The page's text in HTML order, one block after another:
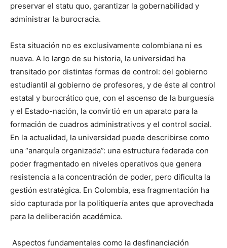
preservar el statu quo, garantizar la gobernabilidad y
administrar la burocracia.
Esta situación no es exclusivamente colombiana ni es
nueva. A lo largo de su historia, la universidad ha
transitado por distintas formas de control: del gobierno
estudiantil al gobierno de profesores, y de éste al control
estatal y burocrático que, con el ascenso de la burguesía
y el Estado-nación, la convirtió en un aparato para la
formación de cuadros administrativos y el control social.
En la actualidad, la universidad puede describirse como
una “anarquía organizada”: una estructura federada con
poder fragmentado en niveles operativos que genera
resistencia a la concentración de poder, pero dificulta la
gestión estratégica. En Colombia, esa fragmentación ha
sido capturada por la politiquería antes que aprovechada
para la deliberación académica.
Aspectos fundamentales como la desfinanciación